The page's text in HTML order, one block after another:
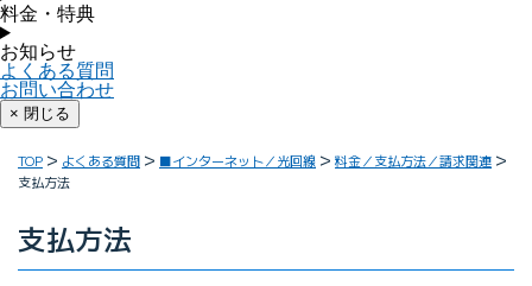
料金・特典
お知らせ
よくある質問
お問い合わせ
× 閉じる
TOP よくある質問 ■インターネット／光回線
料金／支払方法／請求関連
支払方法
支払方法